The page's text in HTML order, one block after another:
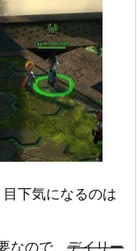
下気になるのは
ので、 デイリー